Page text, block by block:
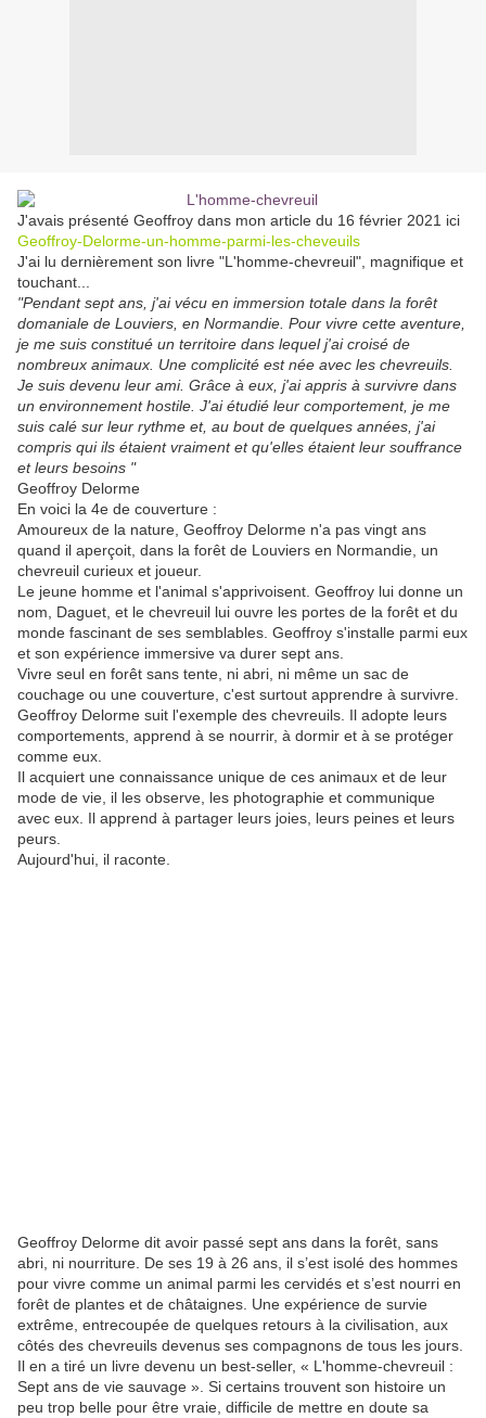
J'avais présenté Geoffroy dans mon article du 16 février 2021 ici
Geoffroy-Delorme-un-homme-parmi-les-cheveuils
J'ai lu dernièrement son livre "L'homme-chevreuil", magnifique et
touchant...
"Pendant sept ans, j'ai vécu en immersion totale dans la forêt
domaniale de Louviers, en Normandie. Pour vivre cette aventure,
je me suis constitué un territoire dans lequel j'ai croisé de
nombreux animaux. Une complicité est née avec les chevreuils.
Je suis devenu leur ami. Grâce à eux, j'ai appris à survivre dans
un environnement hostile. J'ai étudié leur comportement, je me
suis calé sur leur rythme et, au bout de quelques années, j'ai
compris qui ils étaient vraiment et qu'elles étaient leur souffrance
et leurs besoins "
Geoffroy Delorme
En voici la 4e de couverture :
Amoureux de la nature, Geoffroy Delorme n'a pas vingt ans
quand il aperçoit, dans la forêt de Louviers en Normandie, un
chevreuil curieux et joueur.
Le jeune homme et l'animal s'apprivoisent. Geoffroy lui donne un
nom, Daguet, et le chevreuil lui ouvre les portes de la forêt et du
monde fascinant de ses semblables. Geoffroy s'installe parmi eux
et son expérience immersive va durer sept ans.
Vivre seul en forêt sans tente, ni abri, ni même un sac de
couchage ou une couverture, c'est surtout apprendre à survivre.
Geoffroy Delorme suit l'exemple des chevreuils. Il adopte leurs
comportements, apprend à se nourrir, à dormir et à se protéger
comme eux.
Il acquiert une connaissance unique de ces animaux et de leur
mode de vie, il les observe, les photographie et communique
avec eux. Il apprend à partager leurs joies, leurs peines et leurs
peurs.
Aujourd'hui, il raconte.
Geoffroy Delorme dit avoir passé sept ans dans la forêt, sans
abri, ni nourriture. De ses 19 à 26 ans, il s’est isolé des hommes
pour vivre comme un animal parmi les cervidés et s’est nourri en
forêt de plantes et de châtaignes. Une expérience de survie
extrême, entrecoupée de quelques retours à la civilisation, aux
côtés des chevreuils devenus ses compagnons de tous les jours.
Il en a tiré un livre devenu un best-seller, « L'homme-chevreuil :
Sept ans de vie sauvage ». Si certains trouvent son histoire un
peu trop belle pour être vraie, difficile de mettre en doute sa